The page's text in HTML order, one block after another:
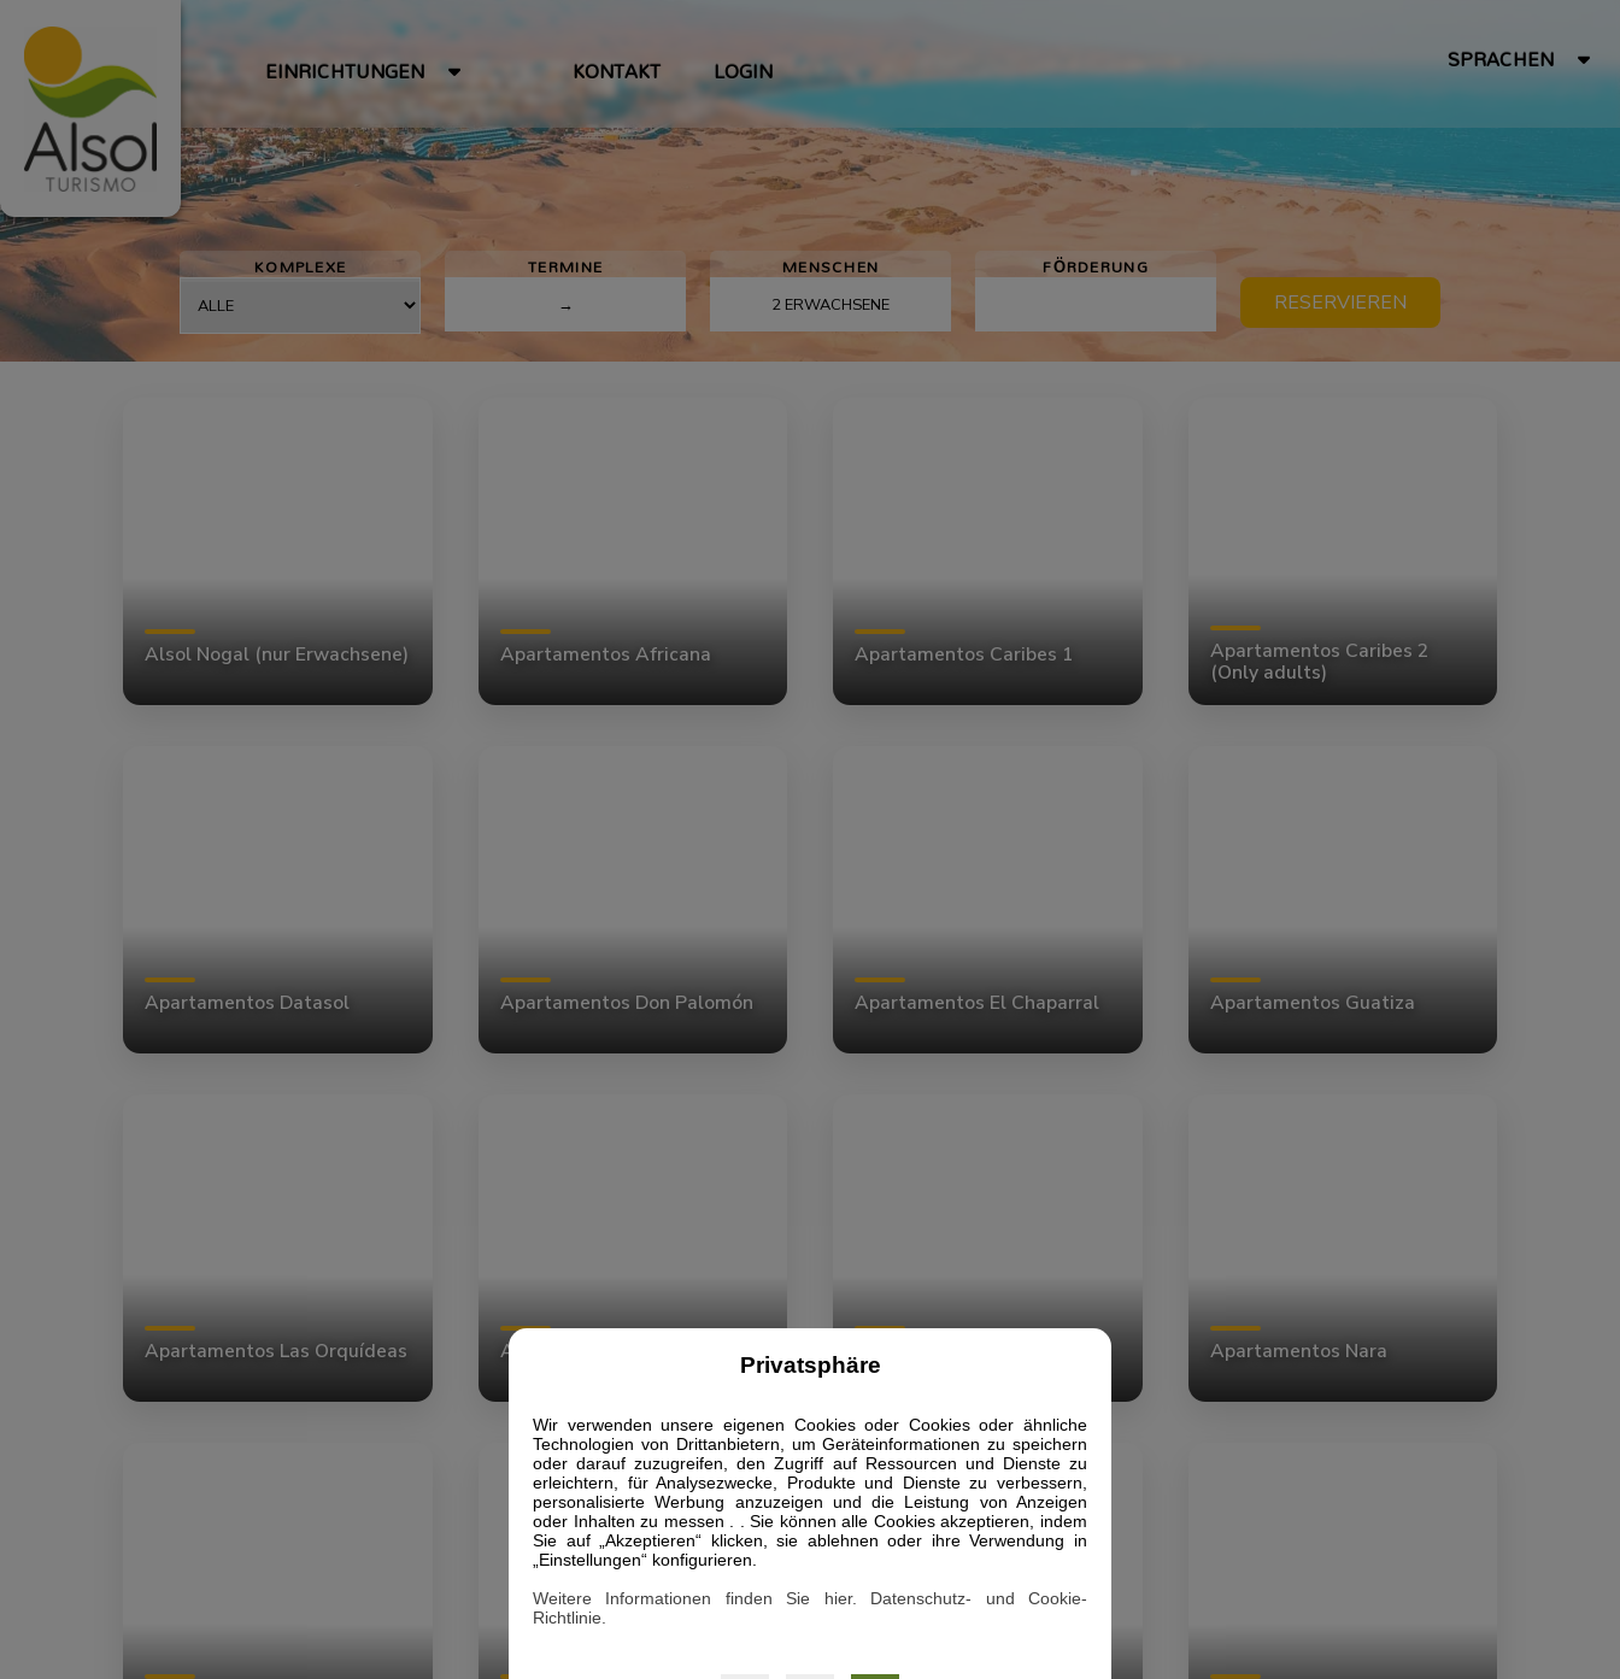
Privatsphäre
Wir verwenden unsere eigenen Cookies oder Cookies oder ähnliche
Technologien von Drittanbietern, um Geräteinformationen zu speichern
oder darauf zuzugreifen, den Zugriff auf Ressourcen und Dienste zu
erleichtern, für Analysezwecke, Produkte und Dienste zu verbessern,
personalisierte Werbung anzuzeigen und die Leistung von Anzeigen
oder Inhalten zu messen . . Sie können alle Cookies akzeptieren, indem
Sie auf „Akzeptieren“ klicken, sie ablehnen oder ihre Verwendung in
„Einstellungen“ konfigurieren.
Weitere Informationen finden Sie hier. Datenschutz- und Cookie-
Richtlinie.
EINRICHTUNGEN KONTAKT LOGIN SPRACHEN
KOMPLEXE TERMINE MENSCHEN FÖRDERUNG
RESERVIEREN
Alsol Nogal (nur Erwachsene) Apartamentos Africana Apartamentos Caribes 1
Apartamentos Caribes 2
(Only adults)
Apartamentos Datasol Apartamentos Don Palomón Apartamentos El Chaparral Apartamentos Guatiza
Apartamentos Las Orquídeas Apartamentos Las Perlas Apartamentos Los Mariachis Apartamentos Nara